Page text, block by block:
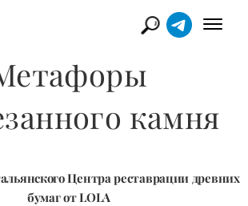
камня
Центра реставрации древних
бумаг от LOLA